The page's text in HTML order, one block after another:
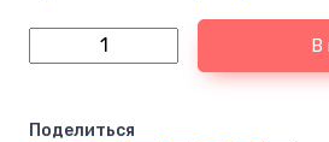
В
Поделиться